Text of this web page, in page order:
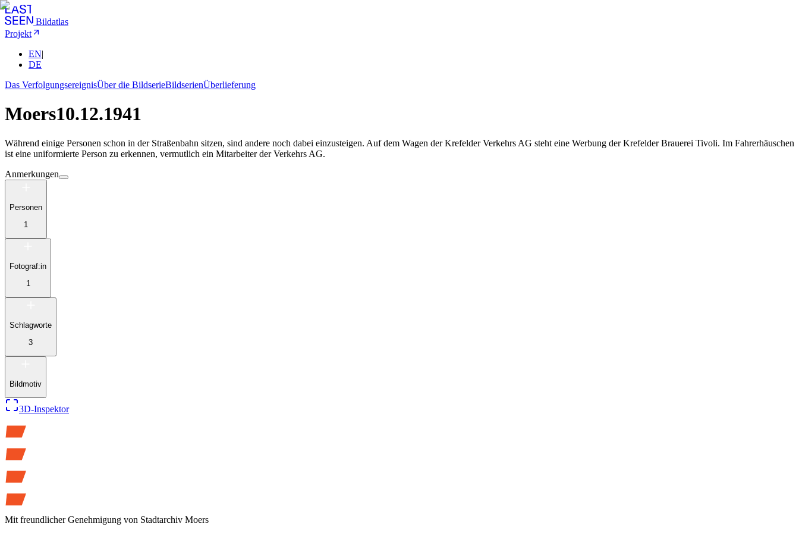
Bildatlas
Projekt
EN|
DE
Das VerfolgungsereignisÜber die BildserieBildserienÜberlieferung
Moers10.12.1941
Während einige Personen schon in der Straßenbahn sitzen, sind andere noch dabei einzusteigen. Auf dem Wagen der Krefelder Verkehrs AG steht eine Werbung der Krefelder Brauerei Tivoli. Im Fahrerhäuschen
ist eine uniformierte Person zu erkennen, vermutlich ein Mitarbeiter der Verkehrs AG.
Anmerkungen
Personen
1
Fotograf:in
1
Schlagworte
3
Bildmotiv
3D-Inspektor
Mit freundlicher Genehmigung von Stadtarchiv Moers